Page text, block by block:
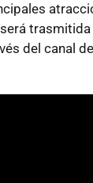
del canal